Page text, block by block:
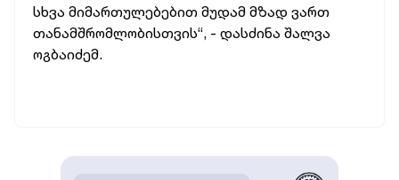
სხვა მიმართულებებით მუდამ მზად ვართ
თანამშრომლობისთვის“, - დასძინა შალვა
ოგბაიძემ.